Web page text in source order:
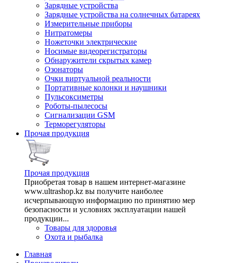
Зарядные устройства
Зарядные устройства на солнечных батареях
Измерительные приборы
Нитратомеры
Ножеточки электрические
Носимые видеорегистраторы
Обнаружители скрытых камер
Озонаторы
Очки виртуальной реальности
Портативные колонки и наушники
Пульсоксиметры
Роботы-пылесосы
Сигнализации GSM
Терморегуляторы
Прочая продукция
Прочая продукция
Приобретая товар в нашем интернет-магазине
www.ultrashop.kz вы получите наиболее
исчерпывающую информацию по принятию мер
безопасности и условиях эксплуатации нашей
продукции...
Товары для здоровья
Охота и рыбалка
Главная